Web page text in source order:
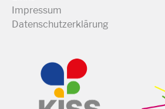
Impressum
Datenschutzerklärung